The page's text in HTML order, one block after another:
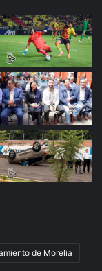
de Morelia